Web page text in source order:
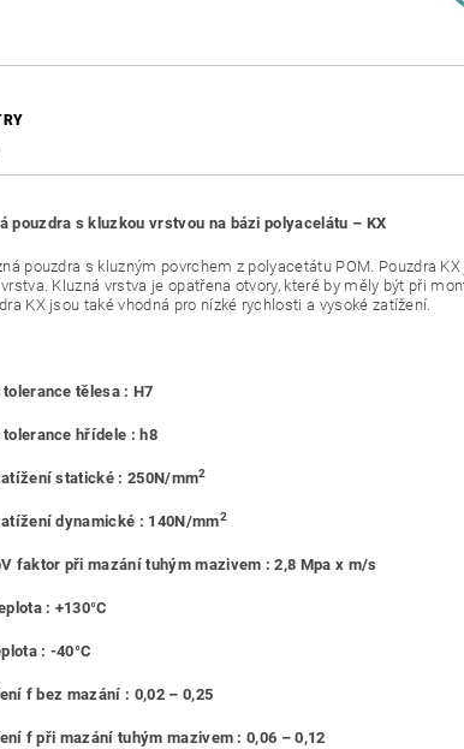
pouzdra s kluzkou vrstvou na bázi polyacelátu – KX
pouzdra s kluzným povrchem z polyacetátu POM. Pouzdra
Kluzná vrstva je opatřena otvory, které by měly být při
KX jsou také vhodná pro nízké rychlosti a vysoké zatížení.
tolerance tělesa : H7
tolerance hřídele : h8
statické : 250N/mm2
dynamické : 140N/mm2
faktor při mazání tuhým mazivem : 2,8 Mpa x m/s
: +130°C
: -40°C
f bez mazání : 0,02 – 0,25
f při mazání tuhým mazivem : 0,06 – 0,12